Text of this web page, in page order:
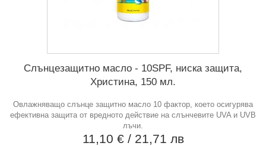
Слънцезащитно масло - 10SPF, ниска защита,
Христина, 150 мл.
Овлажняващо слънце защитно масло 10 фактор, което осигурява
ефективна защита от вредното действие на слънчевите UVA и UVB
лъчи.
11,10 € / 21,71 лв